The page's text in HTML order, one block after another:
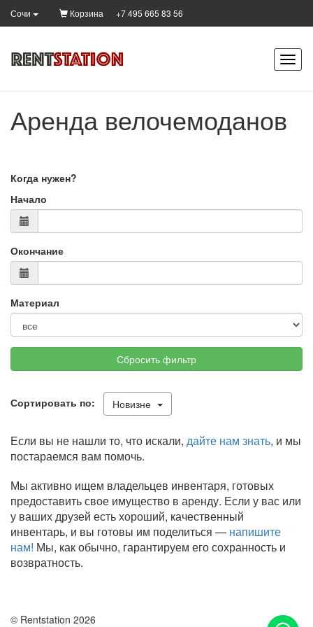
Сочи Корзина +7 495 665 83 56
Аренда велочемоданов
Когда нужен?
Начало
Окончание
Материал
Сбросить фильтр
Сортировать по: Новизне
Если вы не нашли то, что искали, дайте нам знать, и мы
постараемся вам помочь.
Мы активно ищем владельцев инвентаря, готовых
предоставить свое имущество в аренду. Если у вас или
у ваших друзей есть хороший, качественный
инвентарь, и вы готовы им поделиться — напишите
нам! Мы, как обычно, гарантируем его сохранность и
возвратность.
© Rentstation 2026